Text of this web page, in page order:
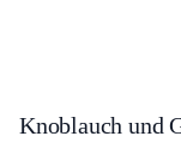
Knoblauch und